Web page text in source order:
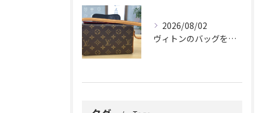
2026/08/02
ヴィトンのバッグを久しぶりに取り出しましたか？